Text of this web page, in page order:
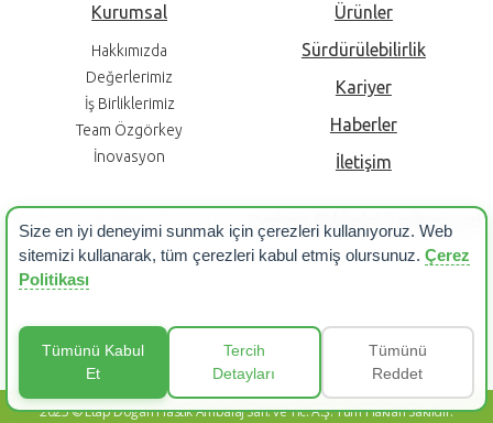
Kurumsal
Hakkımızda
Değerlerimiz
İş Birliklerimiz
Team Özgörkey
İnovasyon
Ürünler
Sürdürülebilirlik
Kariyer
Haberler
İletişim
Karbon Ayak İzimizi Düşürüyor, Doğaya Etkimizi Azaltıyoruz!
2025 © Etap Doğan Plastik Ambalaj San. ve Tic. A.Ş. Tüm Hakları Saklıdır.
Size en iyi deneyimi sunmak için çerezleri kullanıyoruz. Web
sitemizi kullanarak, tüm çerezleri kabul etmiş olursunuz. Çerez
Politikası
Tümünü Kabul
Et
Tercih
Detayları
Tümünü
Reddet